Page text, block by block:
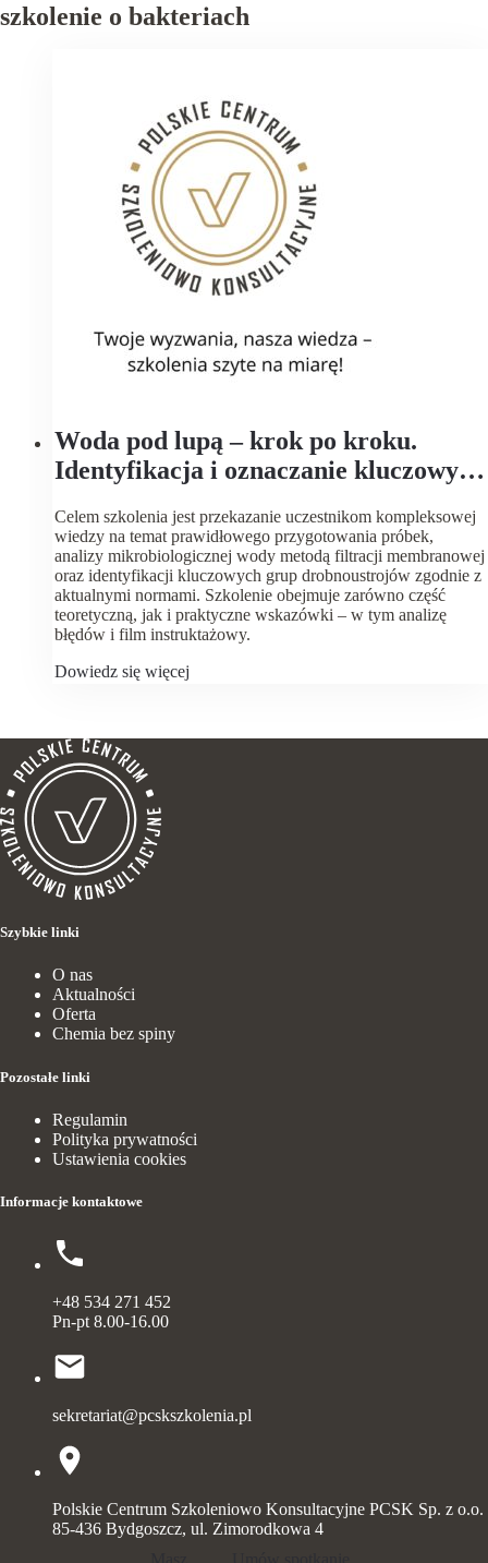
szkolenie o bakteriach
Woda pod lupą – krok po kroku.
Identyfikacja i oznaczanie kluczowych
obowiązującymi normami.
Celem szkolenia jest przekazanie uczestnikom kompleksowej
wiedzy na temat prawidłowego przygotowania próbek,
analizy mikrobiologicznej wody metodą filtracji membranowej
oraz identyfikacji kluczowych grup drobnoustrojów zgodnie z
aktualnymi normami. Szkolenie obejmuje zarówno część
teoretyczną, jak i praktyczne wskazówki – w tym analizę
błędów i film instruktażowy.
Dowiedz się więcej
Szybkie linki
O nas
Aktualności
Oferta
Chemia bez spiny
Pozostałe linki
Regulamin
Polityka prywatności
Ustawienia cookies
Informacje kontaktowe
+48 534 271 452
Pn-pt 8.00-16.00
sekretariat@pcskszkolenia.pl
Polskie Centrum Szkoleniowo Konsultacyjne PCSK Sp. z o.o.
85-436 Bydgoszcz, ul. Zimorodkowa 4